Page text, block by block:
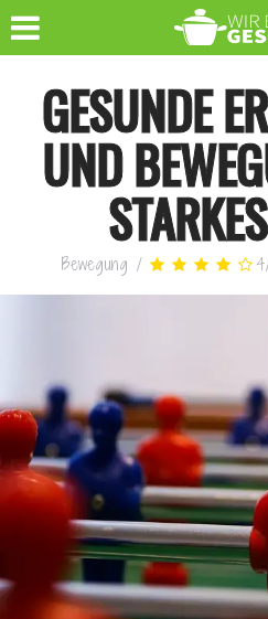
GESUNDE
UND
Bewegung / 4